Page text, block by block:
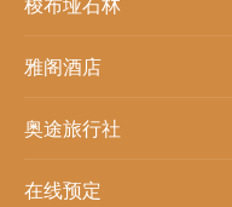
雅阁酒店
奥途旅行社
在线预定